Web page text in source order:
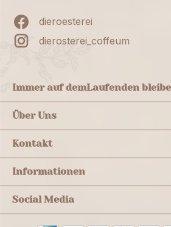
dieroesterei
dierosterei_coffeum
Immer auf demLaufenden
Über Uns
Kontakt
Informationen
Social Media